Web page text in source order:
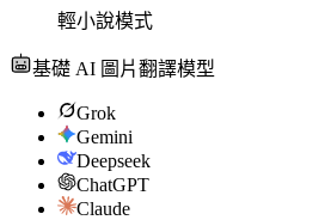
輕小說模式
基礎 AI 圖片翻譯模型
Grok
Gemini
Deepseek
ChatGPT
Claude